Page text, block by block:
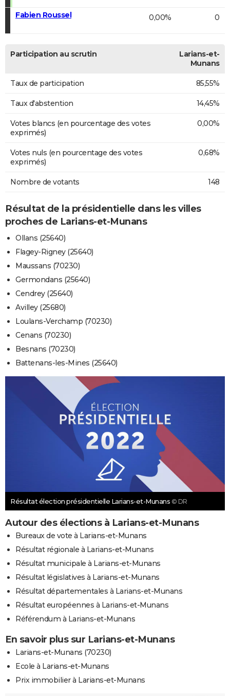
Fabien Roussel 0,00% 0
Participation au scrutin
Larians-et-
Munans
Taux de participation 85,55%
Taux d'abstention 14,45%
Votes blancs (en pourcentage des votes
exprimés)
0,00%
Votes nuls (en pourcentage des votes
exprimés)
0,68%
Nombre de votants 148
Résultat de la présidentielle dans les villes
proches de Larians-et-Munans
Ollans (25640)
Flagey-Rigney (25640)
Maussans (70230)
Germondans (25640)
Cendrey (25640)
Avilley (25680)
Loulans-Verchamp (70230)
Cenans (70230)
Besnans (70230)
Battenans-les-Mines (25640)
Résultat élection présidentielle Larians-et-Munans © DR
Autour des élections à Larians-et-Munans
Bureaux de vote à Larians-et-Munans
Résultat régionale à Larians-et-Munans
Résultat municipale à Larians-et-Munans
Résultat législatives à Larians-et-Munans
Résultat départementales à Larians-et-Munans
Résultat européennes à Larians-et-Munans
Référendum à Larians-et-Munans
En savoir plus sur Larians-et-Munans
Larians-et-Munans (70230)
Ecole à Larians-et-Munans
Prix immobilier à Larians-et-Munans